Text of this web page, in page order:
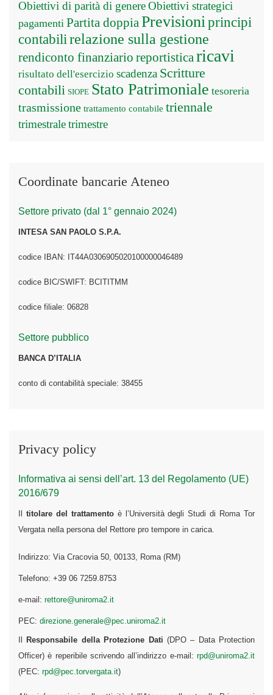
Obiettivi di parità di genereObiettivi strategici
pagamenti Partita doppia Previsioni principi
contabili relazione sulla gestione
rendiconto finanziario reportistica ricavi
risultato dell'esercizio scadenza Scritture
contabili SIOPE Stato Patrimoniale tesoreria
trasmissione trattamento contabile triennale
trimestraletrimestre
Coordinate bancarie Ateneo
Settore privato (dal 1° gennaio 2024)
INTESA SAN PAOLO S.P.A.
codice IBAN: IT44A0306905020100000046489
codice BIC/SWIFT: BCITITMM
codice filiale: 06828
Settore pubblico
BANCA D’ITALIA
conto di contabilità speciale: 38455
Privacy policy
Informativa ai sensi dell’art. 13 del Regolamento (UE)
2016/679
Il titolare del trattamentoè l’Università degli Studi di Roma Tor
Vergata nella persona del Rettore pro tempore in carica.
Indirizzo: Via Cracovia 50, 00133, Roma (RM)
Telefono: +39 06 7259.8753
e-mail: rettore@uniroma2.it
PEC: direzione.generale@pec.uniroma2.it
IlResponsabile della Protezione Dati (DPO – Data Protection
Officer) è reperibile scrivendo all’indirizzo e-mail: rpd@uniroma2.it
(PEC: rpd@pec.torvergata.it)